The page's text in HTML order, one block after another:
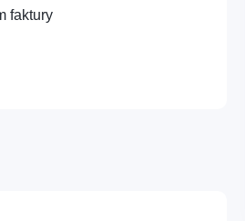
faktury